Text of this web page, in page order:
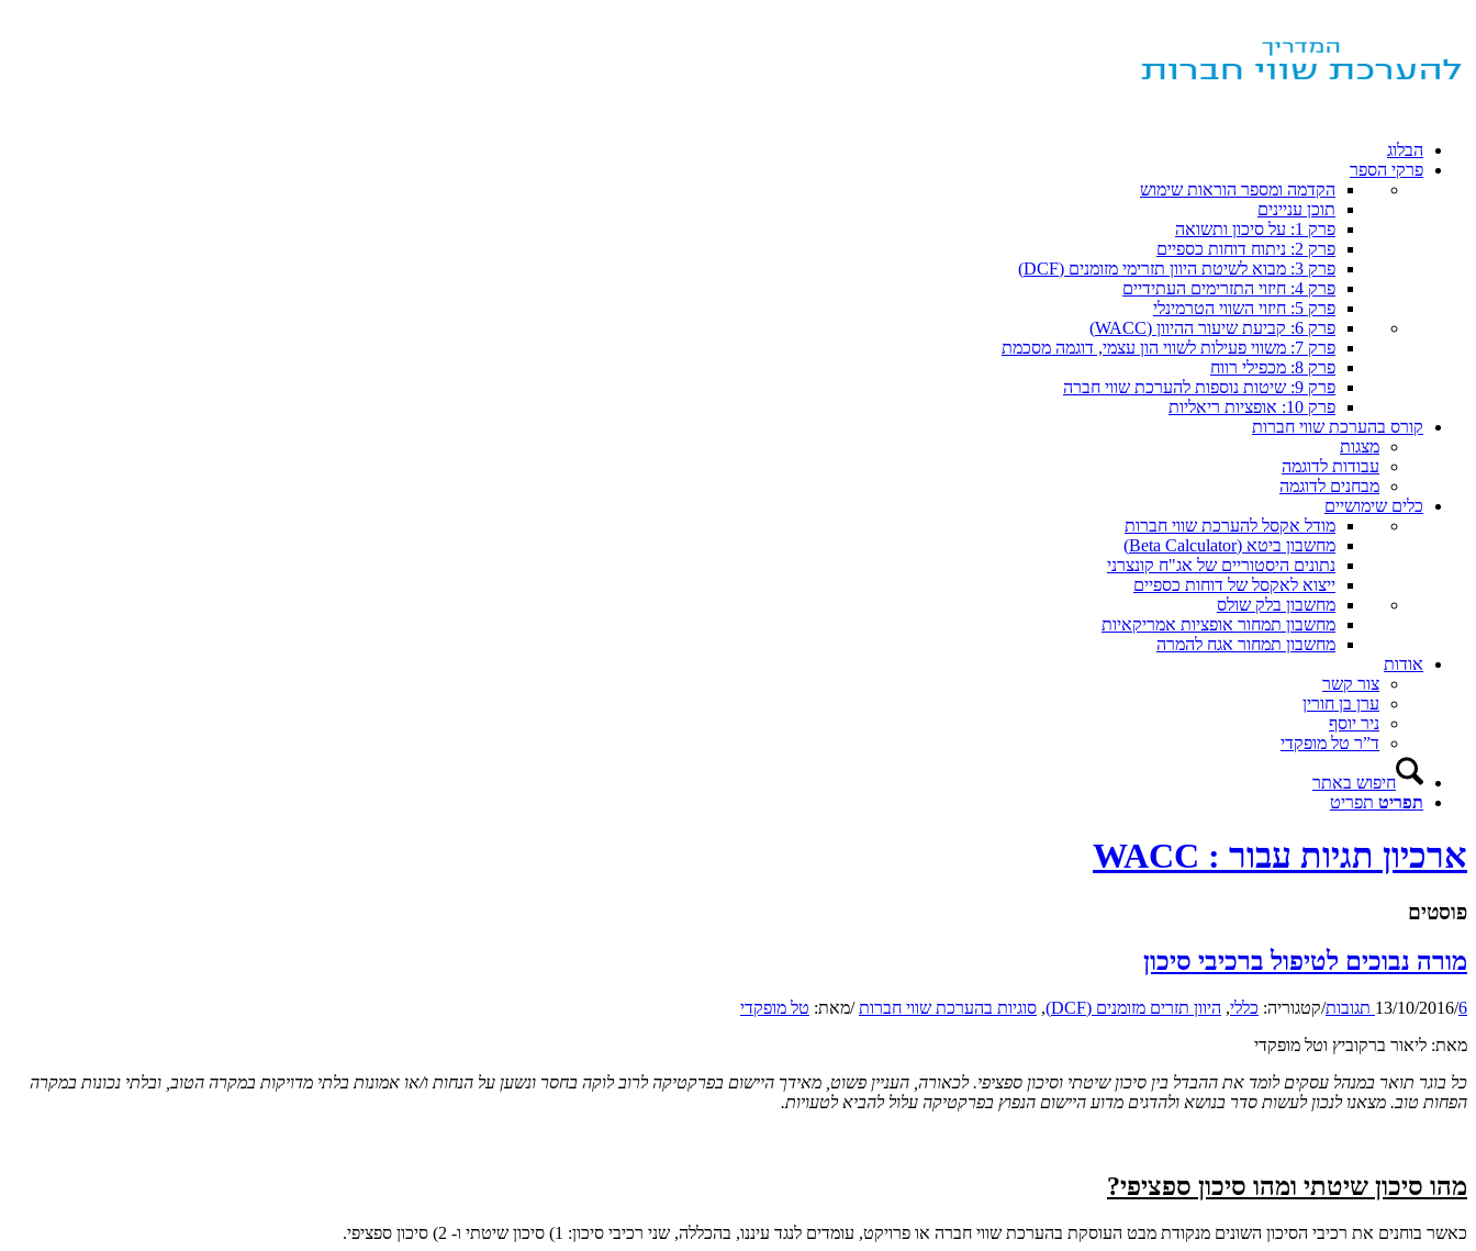
הבלוג
פרקי הספר
הקדמה ומספר הוראות שימוש
תוכן עניינים
פרק 1: על סיכון ותשואה
פרק 2: ניתוח דוחות כספיים
פרק 3: מבוא לשיטת היוון תזרימי מזומנים (DCF)
פרק 4: חיזוי התזרימים העתידיים
פרק 5: חיזוי השווי הטרמינלי
פרק 6: קביעת שיעור ההיוון (WACC)
פרק 7: משווי פעילות לשווי הון עצמי, דוגמה מסכמת
פרק 8: מכפילי רווח
פרק 9: שיטות נוספות להערכת שווי חברה
פרק 10: אופציות ריאליות
קורס בהערכת שווי חברות
מצגות
עבודות לדוגמה
מבחנים לדוגמה
כלים שימושיים
מודל אקסל להערכת שווי חברות
מחשבון ביטא (Beta Calculator)
נתונים היסטוריים של אג"ח קונצרני
ייצוא לאקסל של דוחות כספיים
מחשבון בלק שולס
מחשבון תמחור אופציות אמריקאיות
מחשבון תמחור אגח להמרה
אודות
צור קשר
ערן בן חורין
ניר יוסף
ד”ר טל מופקדי
חיפוש באתר
תפריט תפריט
ארכיון תגיות עבור : WACC
פוסטים
מורה נבוכים לטיפול ברכיבי סיכון
13/10/2016/6 תגובות /קטגוריה: כללי, היוון תזרים מזומנים (DCF) , סוגיות בהערכת שווי חברות /מאת: טל מופקדי
מאת: ליאור ברקוביץ וטל מופקדי
כל בוגר תואר במנהל עסקים לומד את ההבדל בין סיכון שיטתי וסיכון ספציפי. לכאורה, העניין פשוט, מאידך היישום בפרקטיקה לרוב לוקה בחסר ונשען על הנחות ו/או אמונות בלתי מדויקות במקרה הטוב, ובלתי נכונות במקרה
הפחות טוב. מצאנו לנכון לעשות סדר בנושא ולהדגים מדוע היישום הנפוץ בפרקטיקה עלול להביא לטעויות.
מהו סיכון שיטתי ומהו סיכון ספציפי?
כאשר בוחנים את רכיבי הסיכון השונים מנקודת מבט העוסקת בהערכת שווי חברה או פרויקט, עומדים לנגד עיננו, בהכללה, שני רכיבי סיכון: 1) סיכון שיטתי ו- 2) סיכון ספציפי.